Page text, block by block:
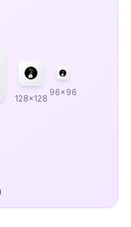
128x128
96x96